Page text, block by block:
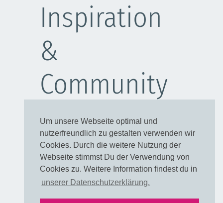
Um unsere Webseite optimal und
nutzerfreundlich zu gestalten verwenden wir
Cookies. Durch die weitere Nutzung der
Webseite stimmst Du der Verwendung von
Cookies zu. Weitere Information findest du in
unserer Datenschutzerklärung.
Inspiration
&
Community
Kleider
Blusen
Taschen
Rechtliches